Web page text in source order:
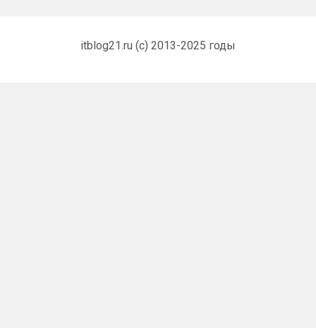
itblog21.ru (c) 2013-2025 годы